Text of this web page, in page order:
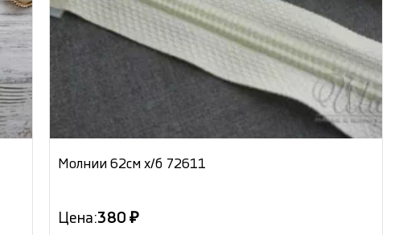
Молнии 62см х/б 72611
Цена:380 ₽